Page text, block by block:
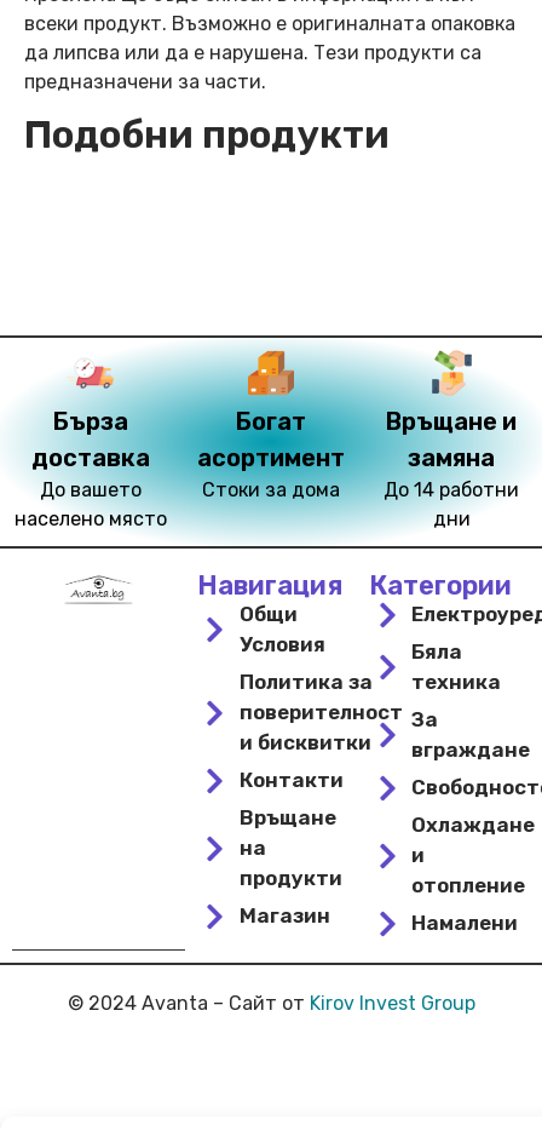
всеки продукт. Възможно е оригиналната опаковка
да липсва или да е нарушена. Тези продукти са
предназначени за части.
Подобни продукти
Бърза
доставка
До вашето
населено място
Богат
асортимент
Стоки за дома
Връщане и
замяна
До 14 работни
дни
Навигация
Общи
Условия
Политика за
поверителност
и бисквитки
Контакти
Връщане
на
продукти
Магазин
Категории
Бяла
техника
За
вграждане
Охлаждане
и
отопление
Намалени
© 2024 Avanta – Сайт от Kirov Invest Group